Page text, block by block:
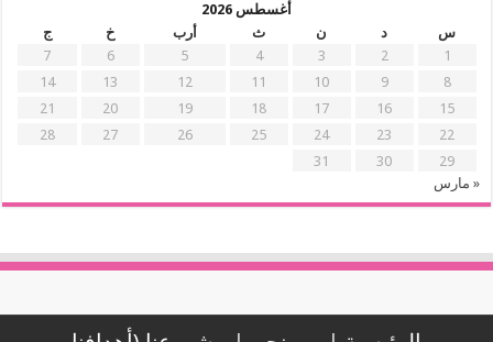
أغسطس 2026
س
د ن ث أرب خ
ج
1
2
3
4
5
6
7
8
9
10
11
12
13
14
15
16
17
18
19
20
21
22
23
24
25
26
27
28
29
30
31
« مارس